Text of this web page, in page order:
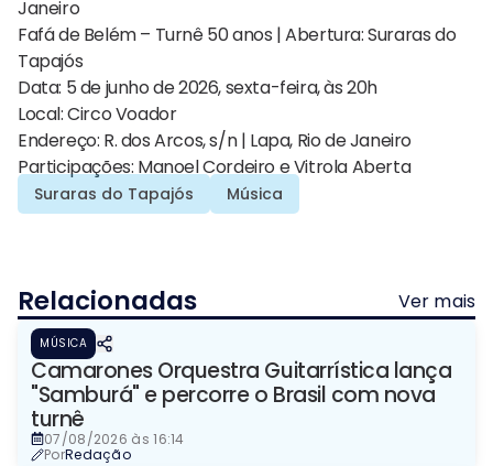
Janeiro
Fafá de Belém – Turnê 50 anos | Abertura: Suraras do
Tapajós
Data: 5 de junho de 2026, sexta-feira, às 20h
Local: Circo Voador
Endereço: R. dos Arcos, s/n | Lapa, Rio de Janeiro
Participações: Manoel Cordeiro e Vitrola Aberta
Suraras do Tapajós Música
Relacionadas Ver mais
MÚSICA
Camarones Orquestra Guitarrística lança
"Samburá" e percorre o Brasil com nova
turnê
07/08/2026 às 16:14
PorRedação